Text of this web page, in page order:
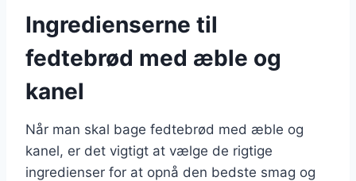
Ingredienserne til
fedtebrød med æble og
kanel
Når man skal bage fedtebrød med æble og
kanel, er det vigtigt at vælge de rigtige
ingredienser for at opnå den bedste smag og